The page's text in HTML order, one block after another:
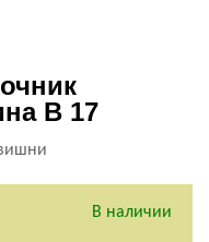
В 17
В наличии